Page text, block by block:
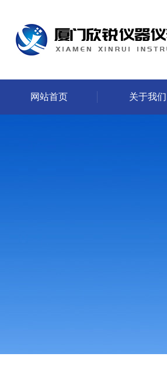
网站首页 关于我们